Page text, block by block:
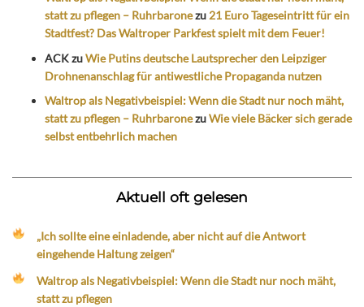
statt zu pflegen – Ruhrbaronezu 21 Euro Tageseintritt für ein
Stadtfest? Das Waltroper Parkfest spielt mit dem Feuer!
ACKzuWie Putins deutsche Lautsprecher den Leipziger
Drohnenanschlag für antiwestliche Propaganda nutzen
Waltrop als Negativbeispiel: Wenn die Stadt nur noch mäht,
statt zu pflegen – RuhrbaronezuWie viele Bäcker sich gerade
selbst entbehrlich machen
Aktuell oft gelesen
„Ich sollte eine einladende, aber nicht auf die Antwort
eingehende Haltung zeigen“
Waltrop als Negativbeispiel: Wenn die Stadt nur noch mäht,
statt zu pflegen